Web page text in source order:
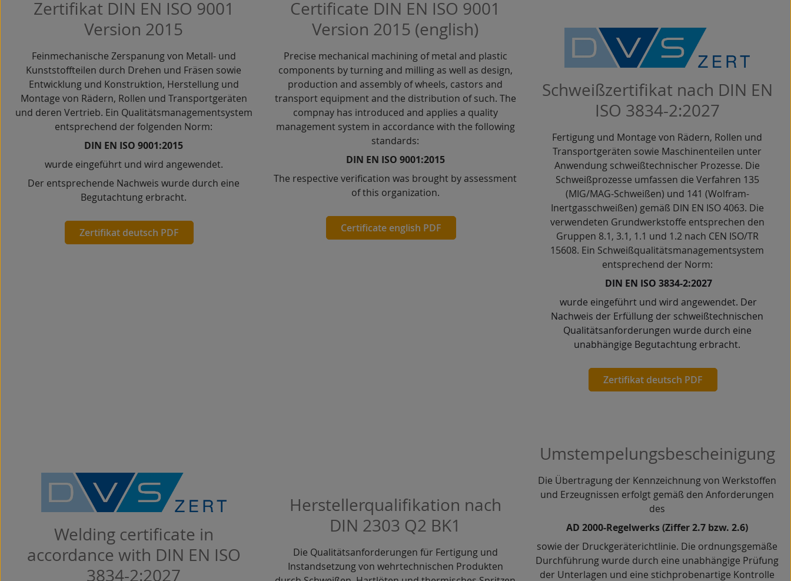
Zertifikat DIN EN ISO 9001
Version 2015
Feinmechanische Zerspanung von Metall- und
Kunststoffteilen durch Drehen und Fräsen sowie
Entwicklung und Konstruktion, Herstellung und
Montage von Rädern, Rollen und Transportgeräten
und deren Vertrieb. Ein Qualitätsmanagementsystem
entsprechend der folgenden Norm:
DIN EN ISO 9001:2015
wurde eingeführt und wird angewendet.
Der entsprechende Nachweis wurde durch eine
Begutachtung erbracht.
Zertifikat deutsch PDF
Certificate DIN EN ISO 9001
Version 2015 (english)
Precise mechanical machining of metal and plastic
components by turning and milling as well as design,
production and assembly of wheels, castors and
transport equipment and the distribution of such. The
compnay has introduced and applies a quality
management system in accordance with the following
standards:
DIN EN ISO 9001:2015
The respective verification was brought by assessment
of this organization.
Certificate english PDF
Schweißzertifikat nach DIN EN
ISO 3834-2:2027
Fertigung und Montage von Rädern, Rollen und
Transportgeräten sowie Maschinenteilen unter
Anwendung schweißtechnischer Prozesse. Die
Schweißprozesse umfassen die Verfahren 135
(MIG/MAG-Schweißen) und 141 (Wolfram-
Inertgasschweißen) gemäß DIN EN ISO 4063. Die
verwendeten Grundwerkstoffe entsprechen den
Gruppen 8.1, 3.1, 1.1 und 1.2nach CEN ISO/TR
15608. Ein Schweißqualitätsmanagementsystem
entsprechend der Norm:
DIN EN ISO 3834-2:2027
wurde eingeführt und wird angewendet. Der
Nachweis der Erfüllung der schweißtechnischen
Qualitätsanforderungen wurde durch eine
unabhängige Begutachtung erbracht.
Zertifikat deutsch PDF
Welding certificate in
accordance with DIN EN ISO
3834-2:2027
Herstellerqualifikation nach
DIN 2303 Q2 BK1
Die Qualitätsanforderungen für Fertigung und
Instandsetzung von wehrtechnischen Produkten
Umstempelungsbescheinigung
Die Übertragung der Kennzeichnung von Werkstoffen
und Erzeugnissen erfolgt gemäß den Anforderungen
des
AD 2000-Regelwerks (Ziffer 2.7 bzw. 2.6)
sowie der Druckgeräterichtlinie. Die ordnungsgemäße
Durchführung wurde durch eine unabhängige Prüfung
der Unterlagen und eine stichprobenartige Kontrolle